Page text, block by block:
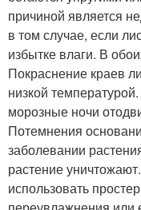
причиной является
в том случае, если
избытке влаги. В
Покраснение краев
низкой
морозные ночи
Потемнения
заболевании
растение
использовать